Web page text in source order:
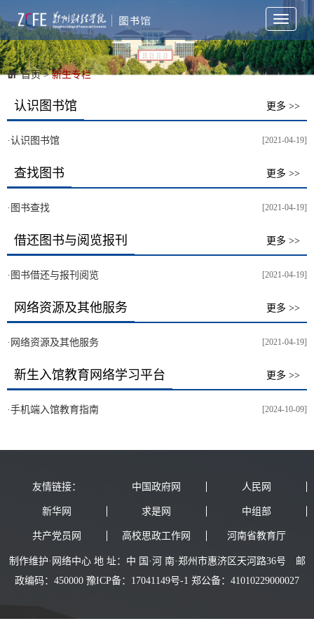
Toggle
首页>新生专栏
认识图书馆 更多 >>
[2021-04-19]
·认识图书馆
查找图书 更多 >>
[2021-04-19]
· 图书查找
借还图书与阅览报刊 更多 >>
[2021-04-19]
· 图书借还与报刊阅览
网络资源及其他服务 更多 >>
[2021-04-19]
· 网络资源及其他服务
新生入馆教育网络学习平台 更多 >>
[2024-10-09]
·手机端入馆教育指南
友情链接： 中国政府网 人民网
新华网 求是网 中组部
共产党员网 高校思政工作网 河南省教育厅
制作维护·网络中心 地 址：中 国·河 南·郑州市惠济区天河路36号 邮
政编码：450000 豫ICP备：17041149号-1 郑公备：41010229000027